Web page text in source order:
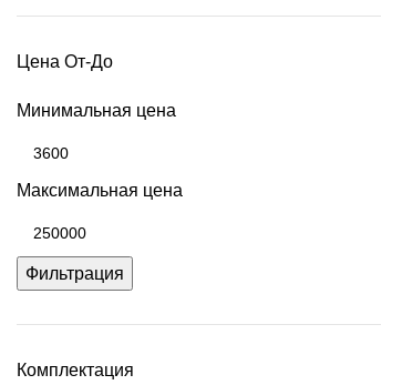
Цена От-До
Минимальная цена
Максимальная цена
Фильтрация
Комплектация